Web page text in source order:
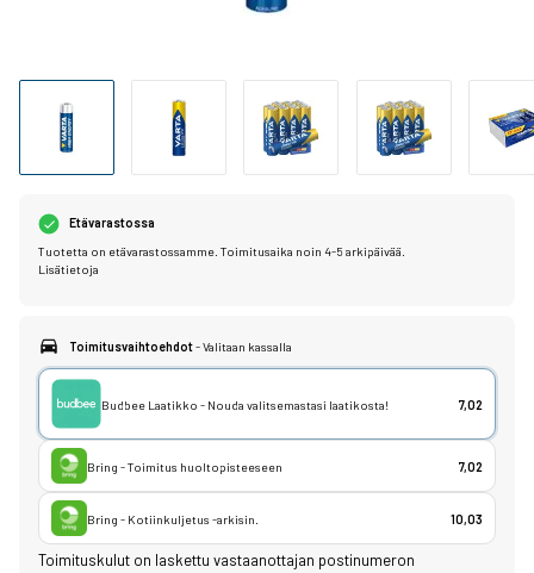
Etävarastossa
Tuotetta on etävarastossamme. Toimitusaika noin 4-5 arkipäivää.
Lisätietoja
Toimitusvaihtoehdot- Valitaan kassalla
Budbee Laatikko - Nouda valitsemastasi laatikosta! 7,02
Bring - Toimitus huoltopisteeseen 7,02
Bring - Kotiinkuljetus -arkisin. 10,03
Toimituskulut on laskettu vastaanottajan postinumeron